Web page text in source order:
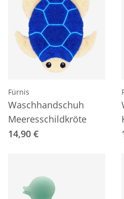
Fürnis
Waschhandschuh
Meeresschildkröte
14,90 €